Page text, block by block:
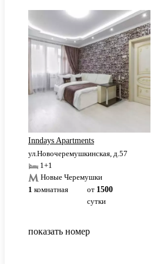
Inndays Apartments
ул.Новочеремушкинская, д.57
1+1
Новые Черемушки
1 комнатная от 1500
сутки
показать номер